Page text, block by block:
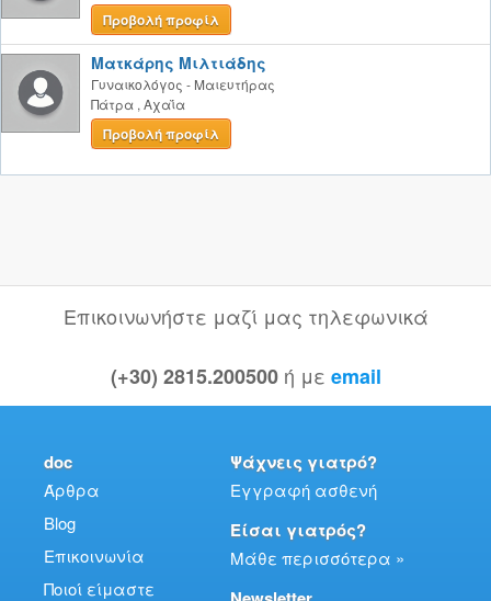
Προβολή προφίλ
Ματκάρης Μιλτιάδης
Γυναικολόγος - Μαιευτήρας
Πάτρα , Αχαΐα
Προβολή προφίλ
Επικοινωνήστε μαζί μας τηλεφωνικά
(+30) 2815.200500 ή με email
doc
Άρθρα
Blog
Επικοινωνία
Ποιοί είμαστε
Ψάχνεις γιατρό?
Εγγραφή ασθενή
Είσαι γιατρός?
Μάθε περισσότερα »